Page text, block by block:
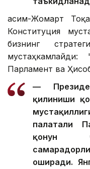
Қасим-Жомарт
Конституция
бизнинг
Парламент ва
—
қилиниши
палатали
қонун
оширади.